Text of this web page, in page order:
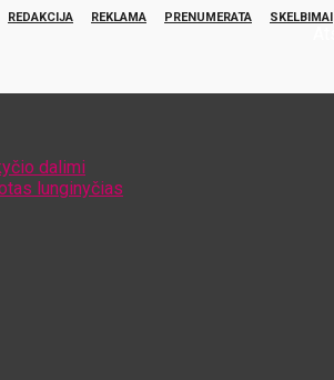
REDAKCIJA REKLAMA PRENUMERATA SKELBIMAI
dalimi
lunginyčias